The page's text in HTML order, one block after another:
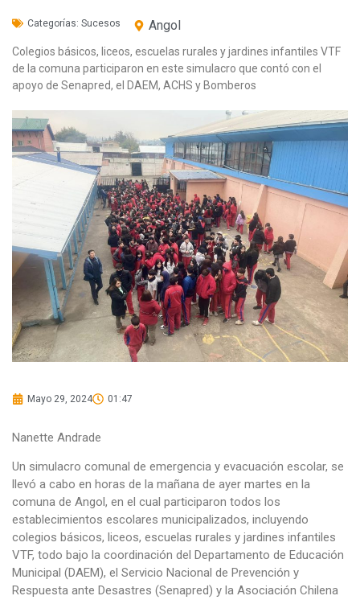
Categorías: Sucesos Angol
Colegios básicos, liceos, escuelas rurales y jardines infantiles VTF
de la comuna participaron en este simulacro que contó con el
apoyo de Senapred, el DAEM, ACHS y Bomberos
Mayo 29, 2024 01:47
Nanette Andrade
Un simulacro comunal de emergencia y evacuación escolar, se
llevó a cabo en horas de la mañana de ayer martes en la
comuna de Angol, en el cual participaron todos los
establecimientos escolares municipalizados, incluyendo
colegios básicos, liceos, escuelas rurales y jardines infantiles
VTF, todo bajo la coordinación del Departamento de Educación
Municipal (DAEM), el Servicio Nacional de Prevención y
Respuesta ante Desastres (Senapred) y la Asociación Chilena